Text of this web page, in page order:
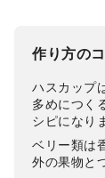
作り方の
ハスカップ
多めにつく
シピになり
ベリー類は
外の果物と